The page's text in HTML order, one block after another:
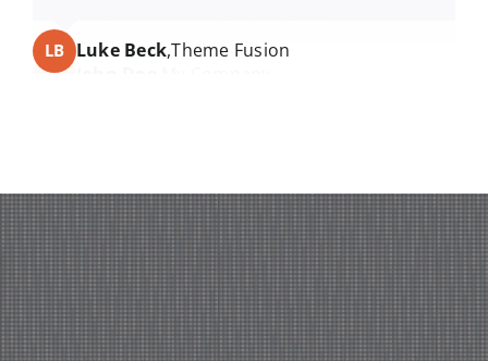
JD
LB Luke Beck,Theme Fusion